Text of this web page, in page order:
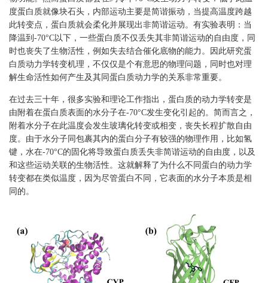
度蛋白质就像块石头，内部运动主要是简谐振动，当提高温度跨越
此转变点，蛋白质就会柔化并展现出非简谐运动。有实验表明：当
降温到-70°C以下，一些蛋白质不仅丢失其非简谐运动的自由度，同
时也丧失了生物活性，例如失去结合催化底物的能力。因此研究蛋
白质动力学转变机理，不仅仅是个有意思的物理问题，同时也对理
解生命活性如何产生及其同蛋白质动力学的关系非常重要。
在过去三十年，很多实验和理论工作指出，蛋白质的动力学转变是
由附着在蛋白质表面的水分子在-70°C发生变化引起的。简而言之，
附着水分子在此温度会发生玻璃化转变或相变，丧失长程扩散自由
度。由于水分子同包裹其内的蛋白分子有较强的物理作用，比如氢
键，水在-70°C的固化将导致蛋白质丢失非简谐运动的自由度，以及
和这些运动关联的生物活性。这就解释了为什么不同蛋白的动力学
转变都在类似温度，因为尽管蛋白不同，它表面的水分子本质是相
同的。